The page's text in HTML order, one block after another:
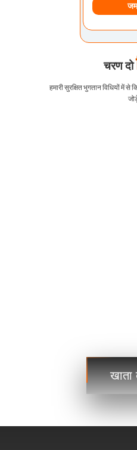
चरण दो
हमारी सुरक्षित भुगतान विधियों में
चरण 3
अभी शुरू करें और कभी भी, कहीं
खाता